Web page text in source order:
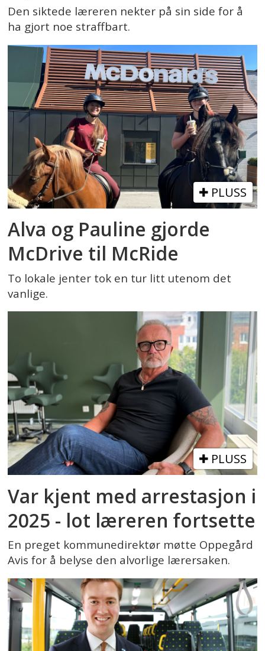
Den siktede læreren nekter på sin side for å
ha gjort noe straffbart.
PLUSS
Alva og Pauline gjorde
McDrive til McRide
To lokale jenter tok en tur litt utenom det
vanlige.
PLUSS
Var kjent med arrestasjon i
2025 - lot læreren fortsette
En preget kommunedirektør møtte Oppegård
Avis for å belyse den alvorlige lærersaken.